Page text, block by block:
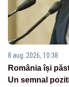
8 aug. 2026, 10:38
România își
Un semnal